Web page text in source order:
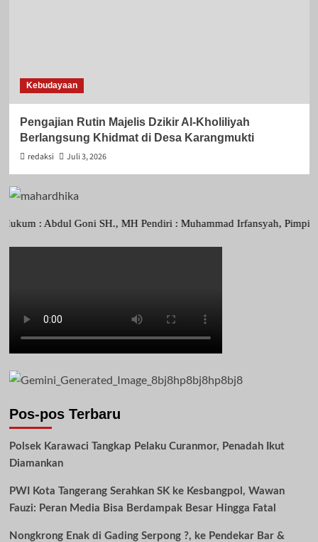
Kebudayaan
Pengajian Rutin Majelis Dzikir Al-Kholiliyah
Berlangsung Khidmat di Desa Karangmukti
redaksi
Juli 3, 2026
: Abdul Goni SH., MH Pendiri : Muhammad Irfansyah, Pimpinan
Pos-pos Terbaru
Polsek Karawaci Tangkap Pelaku Curanmor, Penadah Ikut
Diamankan
PWI Kota Tangerang Serahkan SK ke Kesbangpol, Wawan
Fauzi: Peran Media Bisa Berdampak Besar Hingga Fatal
Nongkrong Enak di Gading Serpong ?, ke Pendekar Bar &